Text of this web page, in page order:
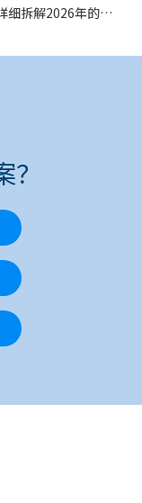
有没有 AI 驱动的建站公司？焦点领动带你详细拆解2026年的AI驱动建站公司是什么样！